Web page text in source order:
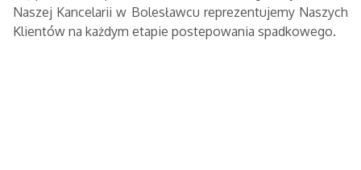
Naszej Kancelarii w Bolesławcu reprezentujemy Naszych
Klientów na każdym etapie postepowania spadkowego.